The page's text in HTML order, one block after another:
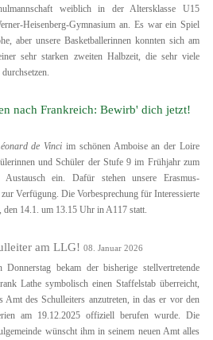
weiblich in der Altersklasse U15
Heisenberg-Gymnasium an. Es war ein Spiel
aber unsere Basketballerinnen konnten sich am
sehr starken zweiten Halbzeit, die sehr viele
nach Frankreich: Bewirb' dich jetzt!
de Vinci im schönen Amboise an der Loire
und Schüler der Stufe 9 im Frühjahr zum
Austausch ein. Dafür stehen unsere Erasmus-
Verfügung. Die Vorbesprechung für Interessierte
14.1. um 13.15 Uhr in A117 statt.
am LLG! 08. Januar 2026
Donnerstag bekam der bisherige stellvertretende
Lathe symbolisch einen Staffelstab überreicht,
Amt des Schulleiters anzutreten, in das er vor den
am 19.12.2025 offiziell berufen wurde. Die
wünscht ihm in seinem neuen Amt alles